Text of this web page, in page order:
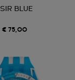
SIR BLUE
€ 75,00